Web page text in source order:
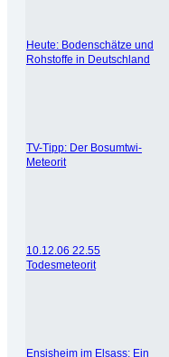
Heute: Bodenschätze und
Rohstoffe in Deutschland
TV-Tipp: Der Bosumtwi-
Meteorit
10.12.06 22.55
Todesmeteorit
Ensisheim im Elsass: Ein